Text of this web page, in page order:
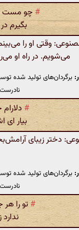
# چو مست
بگیرم
وقتی او را
می‌شویم. در راه او
برگردان‌های تولید شده
#
بیار ای
دختر زیبای
برگردان‌های تولید شده
#تو را هر